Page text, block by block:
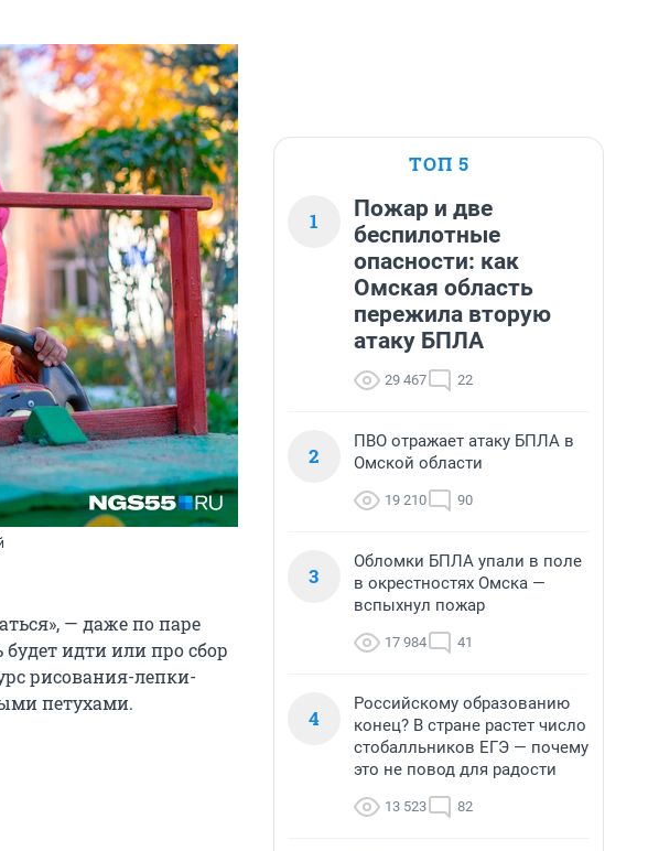
— даже по паре
идти или про сбор
рисования-лепки-
петухами.
ТОП 5
1
Пожар и две
беспилотные
опасности: как
Омская область
пережила вторую
атаку БПЛА
29 467 22
2
ПВО отражает атаку БПЛА в
Омской области
19 210 90
3
Обломки БПЛА упали в поле
в окрестностях Омска —
вспыхнул пожар
17 984 41
4
Российскому образованию
конец? В стране растет число
стобалльников ЕГЭ — почему
это не повод для радости
13 523 82